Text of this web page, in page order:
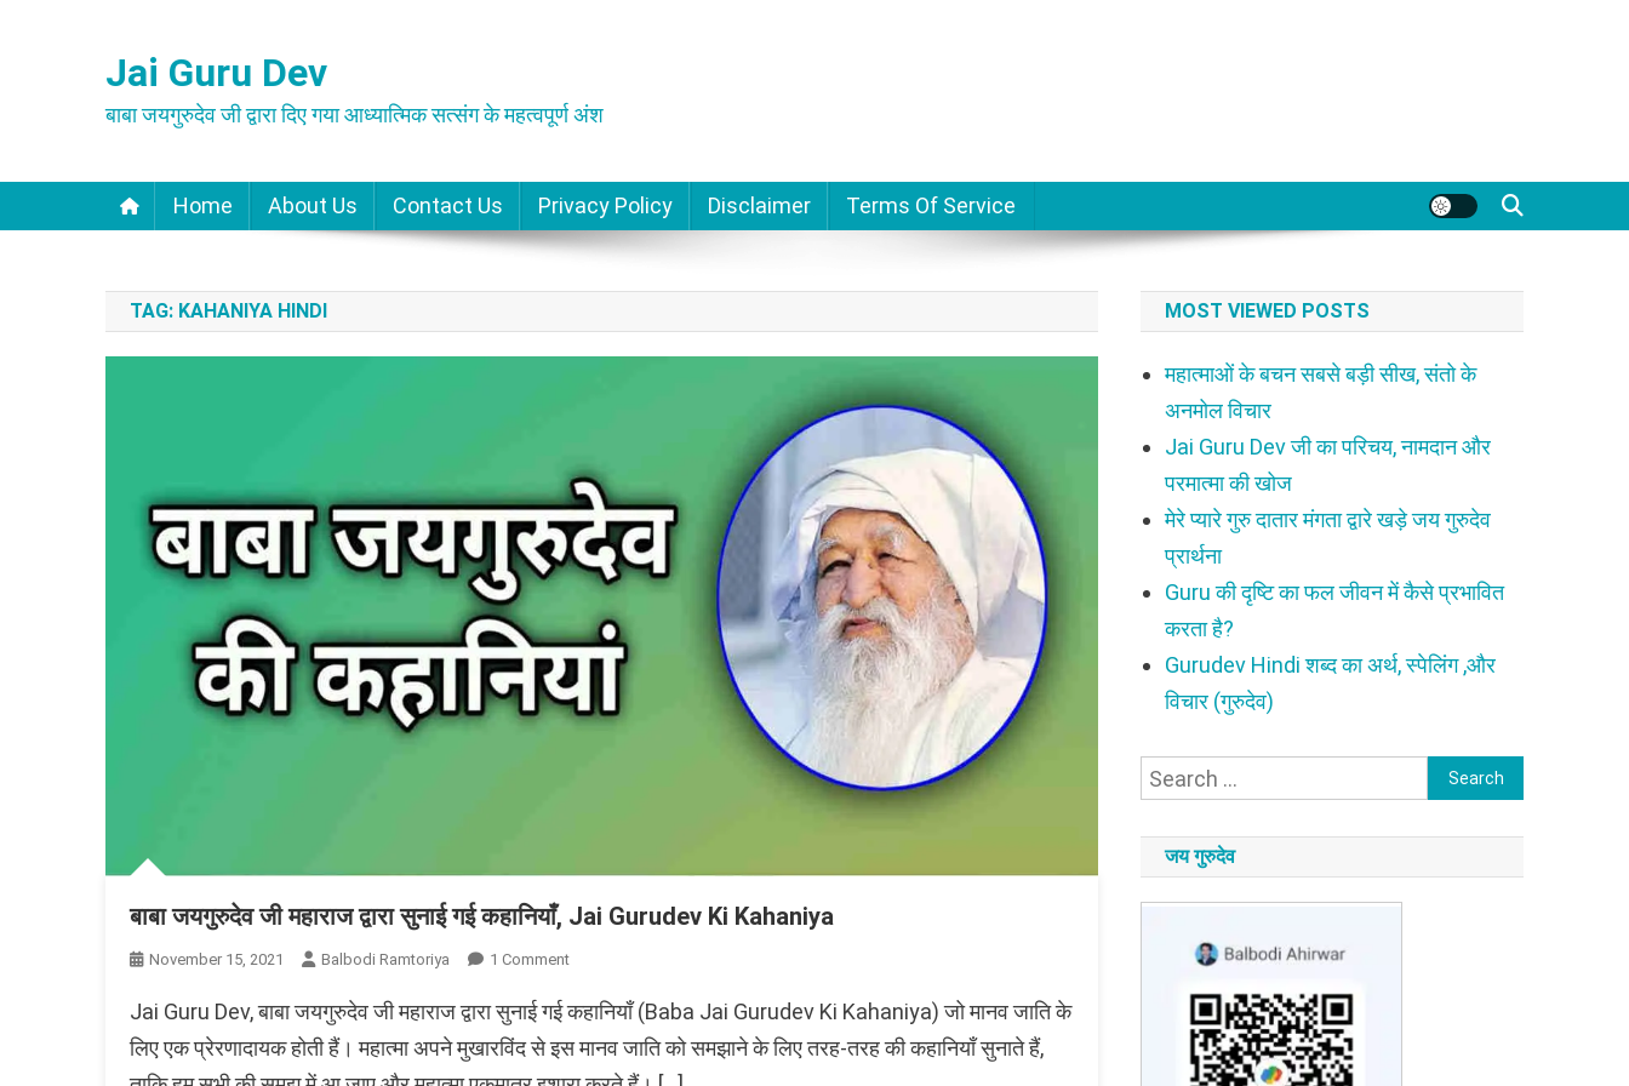
Jai Guru Dev
बाबा जयगुरुदेव जी द्वारा दिए गया आध्यात्मिक सत्संग के महत्वपूर्ण अंश
Home About Us Contact Us Privacy Policy Disclaimer Terms Of Service
TAG: KAHANIYA HINDI
बाबा जयगुरुदेव जी महाराज द्वारा सुनाई गई कहानियाँ, Jai Gurudev Ki Kahaniya
November 15, 2021 Balbodi Ramtoriya 1 CommentOn
जयगुरुदेव
Jai Guru Dev, बाबा जयगुरुदेव जी महाराज द्वारा सुनाई गई कहानियाँ (Baba Jai Gurudev Ki Kahaniya) जो मानव जाति के
लिए एक प्रेरणादायक होती हैं। महात्मा अपने मुखारविंद से इस मानव जाति को समझाने के लिए तरह-तरह की कहानियाँ सुनाते हैं,
MOST VIEWED POSTS
महात्माओं के बचन सबसे बड़ी सीख, संतो के
अनमोल विचार
Jai Guru Dev जी का परिचय, नामदान और
परमात्मा की खोज
मेरे प्यारे गुरु दातार मंगता द्वारे खड़े जय गुरुदेव
प्रार्थना
Guru की दृष्टि का फल जीवन में कैसे प्रभावित
करता है?
Gurudev Hindi शब्द का अर्थ, स्पेलिंग ,और
विचार (गुरुदेव)
Search
जय गुरुदेव